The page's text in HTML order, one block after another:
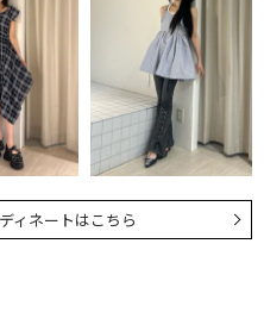
ィネートはこちら